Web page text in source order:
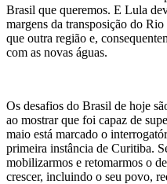
Brasil que queremos. E Lula
margens da transposição do
que outra região e,
com as novas águas.
Os desafios do Brasil de hoje
ao mostrar que foi capaz de
maio está marcado o
primeira instância de Curitiba.
mobilizarmos e retomarmos o
crescer, incluindo o seu povo,